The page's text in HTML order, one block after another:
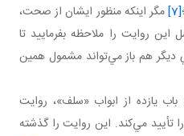
[7] مگر اينکه منظور ايشان از صحت،
روايت را ملاحظه بفرماييد تا
هم باز مي‌تواند مشمول همين
هجدهم، صفحه 309، باب يازده از ابواب «سلف»، روايت
تأييد مي‌کند. اين روايت را گذشته